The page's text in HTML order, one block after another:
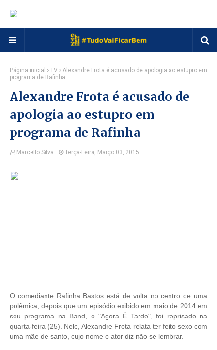
Página inicial TV
Alexandre Frota é acusado de apologia ao estupro em
programa de Rafinha
Alexandre Frota é acusado de
apologia ao estupro em
programa de Rafinha
Marcello Silva Terça-Feira, Março 03, 2015
O comediante Rafinha Bastos está de volta no centro de uma
polêmica, depois que um episódio exibido em maio de 2014 em
seu programa na Band, o "Agora É Tarde", foi reprisado na
quarta-feira (25). Nele, Alexandre Frota relata ter feito sexo com
uma mãe de santo, cujo nome o ator diz não se lembrar.